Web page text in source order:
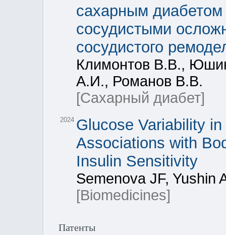
сахарным
сосудистыми
сосудистого
Климонтов В.В.,
А.И., Романов В.В.
[Сахарный диабет]
2024 Glucose Variability
Associations with
Insulin Sensitivity
Semenova JF, Yushin
[Biomedicines]
Патенты